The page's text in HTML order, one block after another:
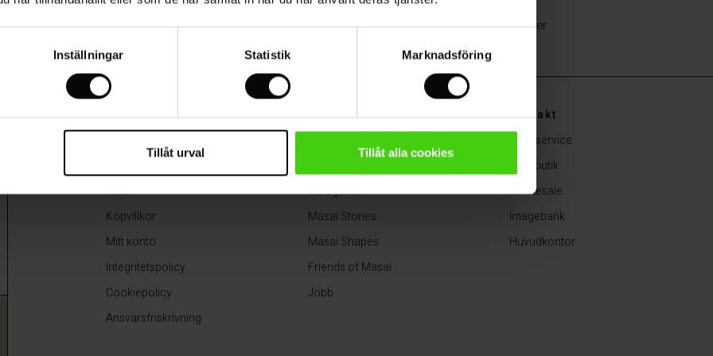
Inställningar Statistik Marknadsföring
Tillåt urval Tillåt alla cookies
1.199,00
1.199,00
Gauri Tunika
SEK 424,50SEK 849,00
SEK 424,50SEK 849,00
Finns i 15 färger
SEK 799,00
SEK 799,00
Shop information
Retur
Köpvillkor
Mitt konto
Integritetspolicy
Cookiepolicy
Ansvarsfriskrivning
Om
Vårdguide
Masai Stories
Masai Shapes
Friends of Masai
Jobb
Kontakt
Kundservice
Hitta butik
Wholesale
Imagebank
Huvudkontor